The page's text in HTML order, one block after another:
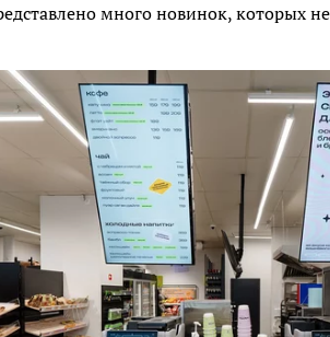
много новинок, которых